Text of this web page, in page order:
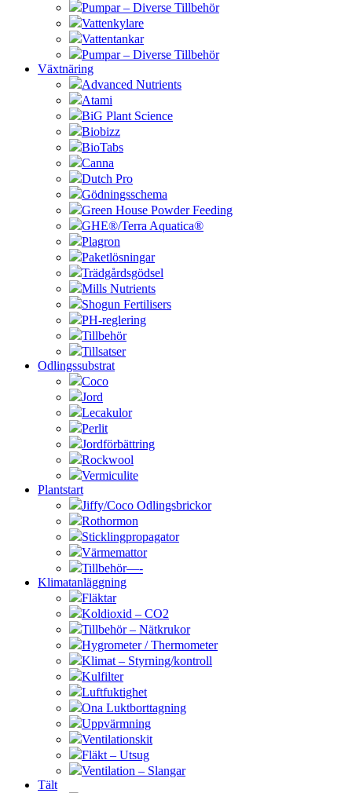
Pumpar – Diverse Tillbehör
Vattenkylare
Vattentankar
Pumpar – Diverse Tillbehör
Växtnäring
Advanced Nutrients
Atami
BiG Plant Science
Biobizz
BioTabs
Canna
Dutch Pro
Gödningsschema
Green House Powder Feeding
GHE®/Terra Aquatica®
Plagron
Paketlösningar
Trädgårdsgödsel
Mills Nutrients
Shogun Fertilisers
PH-reglering
Tillbehör
Tillsatser
Odlingssubstrat
Coco
Jord
Lecakulor
Perlit
Jordförbättring
Rockwool
Vermiculite
Plantstart
Jiffy/Coco Odlingsbrickor
Rothormon
Sticklingpropagator
Värmemattor
Tillbehör—-
Klimatanläggning
Fläktar
Koldioxid – CO2
Tillbehör – Nätkrukor
Hygrometer / Thermometer
Klimat – Styrning/kontroll
Kulfilter
Luftfuktighet
Ona Luktborttagning
Uppvärmning
Ventilationskit
Fläkt – Utsug
Ventilation – Slangar
Tält